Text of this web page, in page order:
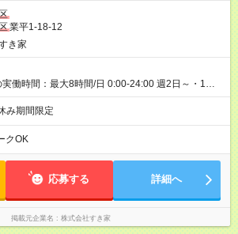
変更なし）ですが、切り上げで一ヶ月とさせてい
研修制度あり：15時間(研修中も同時給）
業平1-18-12
き家
実働時間：最大8時間/日 0:00-24:00 週2日～・1日
フト例＞ 〇朝帯 5:00-9:00 〇昼帯 9:00-14:00 〇午
〇夜帯 18:00-22:00 〇深夜帯 22:00-翌5:00 基
み期間限定
クOK
応募する 詳細へ
掲載元企業名 株式会社すき家